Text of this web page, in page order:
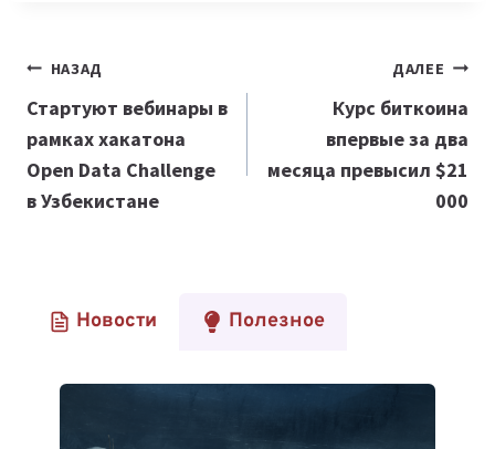
Навигация
по
записям
НАЗАД
Стартуют вебинары в
рамках хакатона
Open Data Challenge
в Узбекистане
ДАЛЕЕ
Курс биткоина
впервые за два
месяца превысил $21
000
Новости Полезное